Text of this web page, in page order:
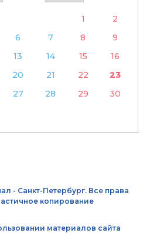
1
2
6 7 8
9
13 14 15
16
20 21 22
23
27 28 29
30
- Санкт-Петербург. Все права
копирование
материалов сайта